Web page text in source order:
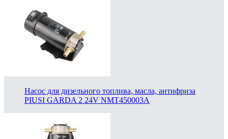
Насос для дизельного топлива, масла, антифриза
PIUSI GARDA 2 24V NMT450003A